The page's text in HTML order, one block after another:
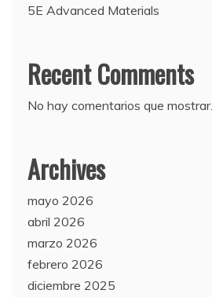
5E Advanced Materials
Recent Comments
No hay comentarios que mostrar.
Archives
mayo 2026
abril 2026
marzo 2026
febrero 2026
diciembre 2025